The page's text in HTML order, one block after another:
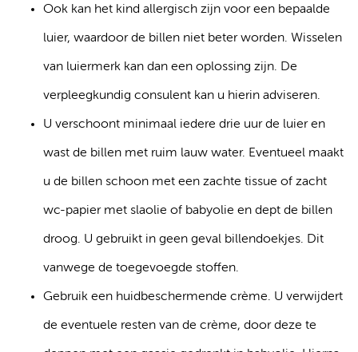
Ook kan het kind allergisch zijn voor een bepaalde
luier, waardoor de billen niet beter worden. Wisselen
van luiermerk kan dan een oplossing zijn. De
verpleegkundig consulent kan u hierin adviseren.
U verschoont minimaal iedere drie uur de luier en
wast de billen met ruim lauw water. Eventueel maakt
u de billen schoon met een zachte tissue of zacht
wc-papier met slaolie of babyolie en dept de billen
droog. U gebruikt in geen geval billendoekjes. Dit
vanwege de toegevoegde stoffen.
Gebruik een huidbeschermende crème. U verwijdert
de eventuele resten van de crème, door deze te